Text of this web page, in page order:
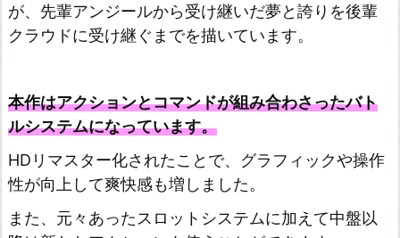
が、先輩アンジールから受け継いだ夢と誇りを後輩
クラウドに受け継ぐまでを描いています。
本作はアクションとコマンドが組み合わさったバト
ルシステムになっています。
HDリマスター化されたことで、グラフィックや操作
性が向上して爽快感も増しました。
また、元々あったスロットシステムに加えて中盤以